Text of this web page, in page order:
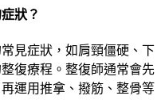
狀？
見症狀，如肩頸僵硬、下
復療程。整復師通常會先
運用推拿、撥筋、整骨等